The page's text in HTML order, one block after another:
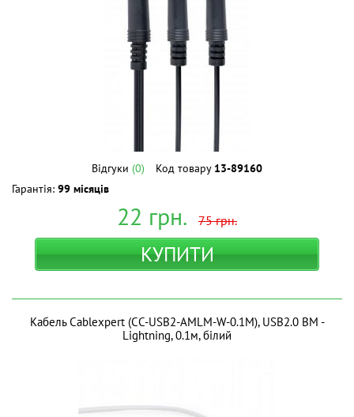
Відгуки (0) Код товару 13-89160
Гарантія: 99 місяців
22 грн. 75грн.
КУПИТИ
Кабель Cablexpert (CC-USB2-AMLM-W-0.1M), USB2.0 BM -
Lightning, 0.1м, білий